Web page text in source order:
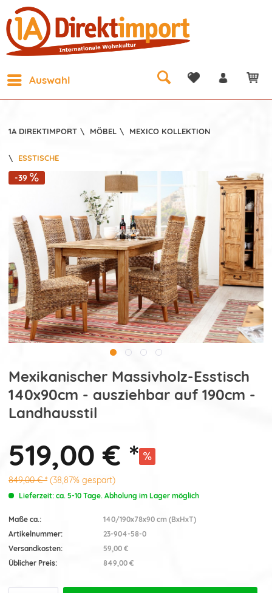
Auswahl
1A DIREKTIMPORT \ MÖBEL \ MEXICO KOLLEKTION
\ ESSTISCHE
-39
Mexikanischer Massivholz-Esstisch
140x90cm - ausziehbar auf 190cm -
Landhausstil
519,00 € *
849,00 € * (38,87% gespart)
Lieferzeit: ca. 5-10 Tage. Abholung im Lager möglich
Maße ca.:
140/190x78x90 cm (BxHxT)
Artikelnummer:
23-904-58-0
Versandkosten:
59,00 €
Üblicher Preis:
849,00 €